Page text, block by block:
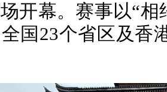
开幕。赛事以“相
国23个省区及香